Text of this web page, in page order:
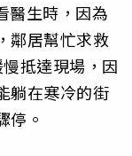
醫生時，因為
鄰居幫忙求救
抵達現場，因
躺在寒冷的街
停。